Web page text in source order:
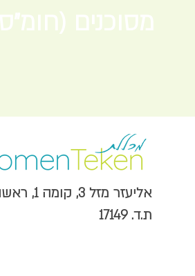
מסוכנים
אליעזר מזל 3, קומה 1, ראשון לציון מערב,
ת.ד. 17149